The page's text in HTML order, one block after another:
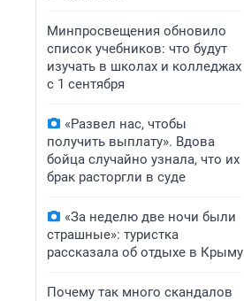
Минпросвещения обновило
список учебников: что будут
изучать в школах и колледжах
с 1 сентября
«Развел нас, чтобы
получить выплату». Вдова
бойца случайно узнала, что их
брак расторгли в суде
«За неделю две ночи были
страшные»: туристка
рассказала об отдыхе в Крыму
Почему так много скандалов